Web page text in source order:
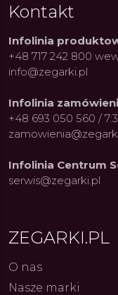
27.07.2026
Kontakt
Infolinia
+48 717 242 800
info@zegarki.pl
Infolinia
+48 693 050 560 /
Infolinia Centrum
serwis@zegarki.pl
ZEGARKI.PL
O nas
Nasze marki